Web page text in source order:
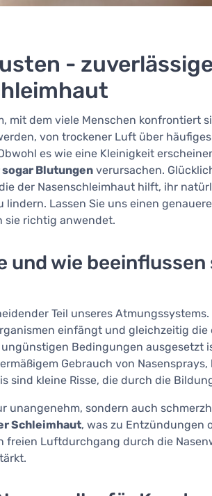
-
mit dem viele Menschen konfrontiert
von trockener Luft über
es wie eine Kleinigkeit
sogar Blutungen verursachen.
der Nasenschleimhaut hilft, ihr
Lassen Sie uns einen
sie richtig anwendet.
und wie beeinflussen
Teil unseres Atmungssystems.
einfängt und gleichzeitig
Bedingungen ausgesetzt
Gebrauch von
sind kleine Risse, die durch die
unangenehm, sondern auch
Schleimhaut, was zu Entzündungen
freien Luftdurchgang durch die